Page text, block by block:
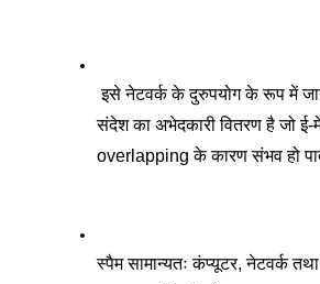
इसे नेटवर्क के दुरुपयोग के रूप में
संदेश का अभेदकारी वितरण है जो
overlapping के कारण संभव हो
स्पैम सामान्यतः कंप्यूटर, नेटवर्क